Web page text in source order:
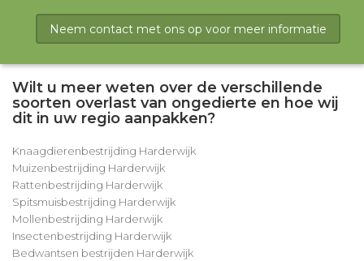
Neem contact met ons op voor meer informatie
Wilt u meer weten over de verschillende
soorten overlast van ongedierte en hoe wij
dit in uw regio aanpakken?
Knaagdierenbestrijding Harderwijk
Muizenbestrijding Harderwijk
Rattenbestrijding Harderwijk
Spitsmuisbestrijding Harderwijk
Mollenbestrijding Harderwijk
Insectenbestrijding Harderwijk
Bedwantsen bestrijden Harderwijk